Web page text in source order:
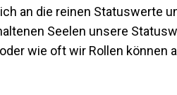
an die reinen Statuswerte
Seelen unsere
wie oft wir Rollen können